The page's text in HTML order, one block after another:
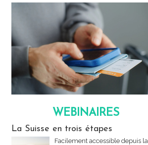
WEBINAIRES
La Suisse en trois étapes
Facilement accessible depuis la